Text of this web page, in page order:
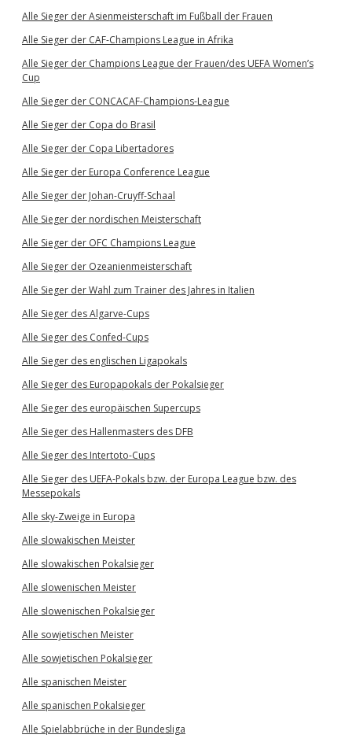
Alle Sieger der Asienmeisterschaft im Fußball der Frauen
Alle Sieger der CAF-Champions League in Afrika
Alle Sieger der Champions League der Frauen/des UEFA Women’s
Cup
Alle Sieger der CONCACAF-Champions-League
Alle Sieger der Copa do Brasil
Alle Sieger der Copa Libertadores
Alle Sieger der Europa Conference League
Alle Sieger der Johan-Cruyff-Schaal
Alle Sieger der nordischen Meisterschaft
Alle Sieger der OFC Champions League
Alle Sieger der Ozeanienmeisterschaft
Alle Sieger der Wahl zum Trainer des Jahres in Italien
Alle Sieger des Algarve-Cups
Alle Sieger des Confed-Cups
Alle Sieger des englischen Ligapokals
Alle Sieger des Europapokals der Pokalsieger
Alle Sieger des europäischen Supercups
Alle Sieger des Hallenmasters des DFB
Alle Sieger des Intertoto-Cups
Alle Sieger des UEFA-Pokals bzw. der Europa League bzw. des
Messepokals
Alle sky-Zweige in Europa
Alle slowakischen Meister
Alle slowakischen Pokalsieger
Alle slowenischen Meister
Alle slowenischen Pokalsieger
Alle sowjetischen Meister
Alle sowjetischen Pokalsieger
Alle spanischen Meister
Alle spanischen Pokalsieger
Alle Spielabbrüche in der Bundesliga